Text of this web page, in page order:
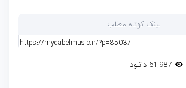
لینک کوتاه مطلب
61,987 دانلود